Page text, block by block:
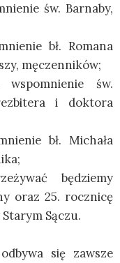
św. Barnaby,
bł. Romana
męczenników;
św.
i doktora
bł. Michała
będziemy
oraz 25. rocznicę
Starym Sączu.
się zawsze